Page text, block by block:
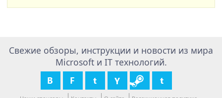
Свежие обзоры, инструкции и новости из мира
Microsoft и IT технологий.